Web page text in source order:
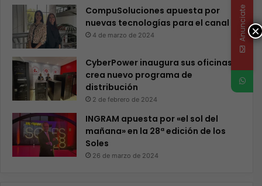
CompuSoluciones apuesta por
nuevas tecnologías para el canal
4 de marzo de 2024
CyberPower inaugura sus oficinas y
crea nuevo programa de
distribución
2 de febrero de 2024
INGRAM apuesta por «el sol del
mañana» en la 28ª edición de los
Soles
26 de marzo de 2024
×
Anunciate